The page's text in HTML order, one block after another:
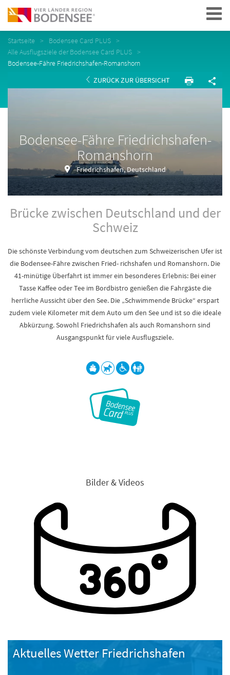
Navigation
Startseite
Bodensee Card PLUS
Alle Ausflugsziele der Bodensee Card PLUS
Bodensee-Fähre Friedrichshafen-Romanshorn
ZURÜCK ZUR ÜBERSICHT
Bodensee-Fähre Friedrichshafen-
Romanshorn
Friedrichshafen, Deutschland
Brücke zwischen Deutschland und der
Schweiz
Die schönste Verbindung vom deutschen zum Schweizerischen Ufer ist
die Bodensee-Fähre zwischen Fried- richshafen und Romanshorn. Die
41-minütige Überfahrt ist immer ein besonderes Erlebnis: Bei einer
Tasse Kaffee oder Tee im Bordbistro genießen die Fahrgäste die
herrliche Aussicht über den See. Die „Schwimmende Brücke“ erspart
zudem viele Kilometer mit dem Auto um den See und ist so die ideale
Abkürzung. Sowohl Friedrichshafen als auch Romanshorn sind
Ausgangspunkt für viele Ausflugsziele.
Bilder & Videos
Aktuelles Wetter Friedrichshafen